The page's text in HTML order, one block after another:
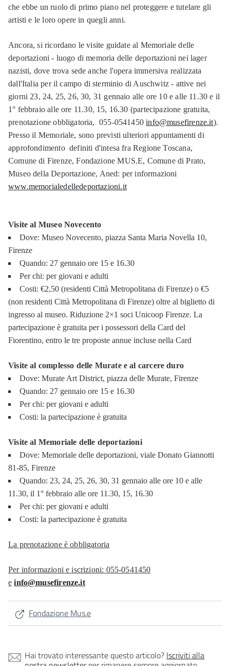
che ebbe un ruolo di primo piano nel proteggere e tutelare gli
artisti e le loro opere in quegli anni.
Ancora, si ricordano le visite guidate al Memoriale delle
deportazioni - luogo di memoria delle deportazioni nei lager
nazisti, dove trova sede anche l'opera immersiva realizzata
dall'Italia per il campo di sterminio di Auschwitz - attive nei
giorni 23, 24, 25, 26, 30, 31 gennaio alle ore 10 e alle 11.30 e il
1° febbraio alle ore 11.30, 15, 16.30 (partecipazione gratuita,
prenotazione obbligatoria, 055-0541450info@musefirenze.it).
Presso il Memoriale, sono previsti ulteriori appuntamenti di
approfondimento definiti d'intesa fra Regione Toscana,
Comune di Firenze, Fondazione MUS.E, Comune di Prato,
Museo della Deportazione, Aned: per informazioni
www.memorialedelledeportazioni.it
Visite al Museo Novecento
Dove: Museo Novecento, piazza Santa Maria Novella 10,
Firenze
Quando: 27 gennaio ore 15 e 16.30
Per chi: per giovani e adulti
Costi: €2,50 (residenti Città Metropolitana di Firenze) o €5
(non residenti Città Metropolitana di Firenze) oltre al biglietto di
ingresso al museo. Riduzione 2×1 soci Unicoop Firenze. La
partecipazione è gratuita per i possessori della Card del
Fiorentino, entro le tre proposte annue incluse nella Card
Visite al complesso delle Murate e al carcere duro
Dove: Murate Art District, piazza delle Murate, Firenze
Quando: 27 gennaio ore 15 e 16.30
Per chi: per giovani e adulti
Costi: la partecipazione è gratuita
Visite al Memoriale delle deportazioni
Dove: Memoriale delle deportazioni, viale Donato Giannotti
81-85, Firenze
Quando: 23, 24, 25, 26, 30, 31 gennaio alle ore 10 e alle
11.30, il 1° febbraio alle ore 11.30, 15, 16.30
Per chi: per giovani e adulti
Costi: la partecipazione è gratuita
La prenotazione è obbligatoria
Per informazioni e iscrizioni: 055-0541450
e info@musefirenze.it
Fondazione Mus.e
Hai trovato interessante questo articolo? Iscriviti alla